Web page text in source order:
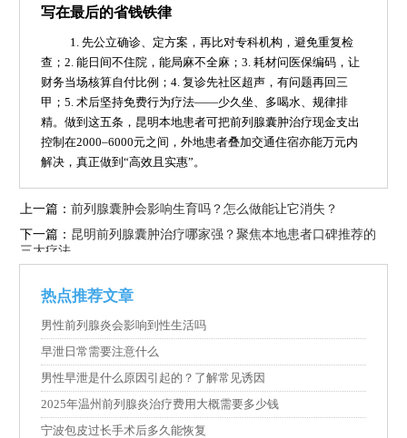
写在最后的省钱铁律
1. 先公立确诊、定方案，再比对专科机构，避免重复检
查；2. 能日间不住院，能局麻不全麻；3. 耗材问医保编码，让
财务当场核算自付比例；4. 复诊先社区超声，有问题再回三
甲；5. 术后坚持免费行为疗法——少久坐、多喝水、规律排
精。做到这五条，昆明本地患者可把前列腺囊肿治疗现金支出
控制在2000–6000元之间，外地患者叠加交通住宿亦能万元内
解决，真正做到“高效且实惠”。
上一篇：前列腺囊肿会影响生育吗？怎么做能让它消失？
下一篇： 昆明前列腺囊肿治疗哪家强？聚焦本地患者口碑推荐的
三大疗法
热点推荐文章
男性前列腺炎会影响到性生活吗
早泄日常需要注意什么
男性早泄是什么原因引起的？了解常见诱因
2025年温州前列腺炎治疗费用大概需要多少钱
宁波包皮过长手术后多久能恢复